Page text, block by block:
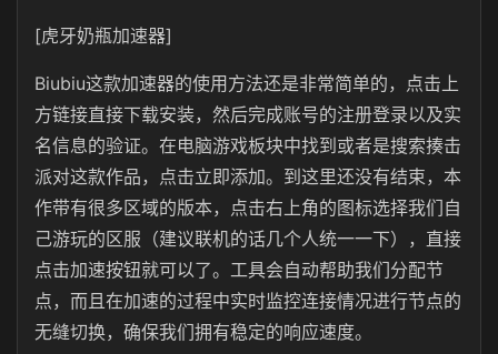
[虎牙奶瓶加速器]
Biubiu这款加速器的使用方法还是非常简单的，点击上
方链接直接下载安装，然后完成账号的注册登录以及实
名信息的验证。在电脑游戏板块中找到或者是搜索揍击
派对这款作品，点击立即添加。到这里还没有结束，本
作带有很多区域的版本，点击右上角的图标选择我们自
己游玩的区服（建议联机的话几个人统一一下），直接
点击加速按钮就可以了。工具会自动帮助我们分配节
点，而且在加速的过程中实时监控连接情况进行节点的
无缝切换，确保我们拥有稳定的响应速度。